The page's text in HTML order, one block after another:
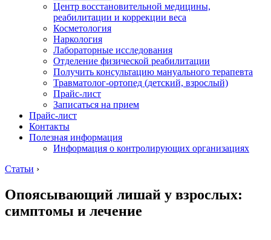
Центр восстановительной медицины,
реабилитации и коррекции веса
Косметология
Наркология
Лабораторные исследования
Отделение физической реабилитации
Получить консультацию мануального терапевта
Травматолог-ортопед (детский, взрослый)
Прайс-лист
Записаться на прием
Прайс-лист
Контакты
Полезная информация
Информация о контролирующих организациях
Статьи ›
Опоясывающий лишай у взрослых:
симптомы и лечение